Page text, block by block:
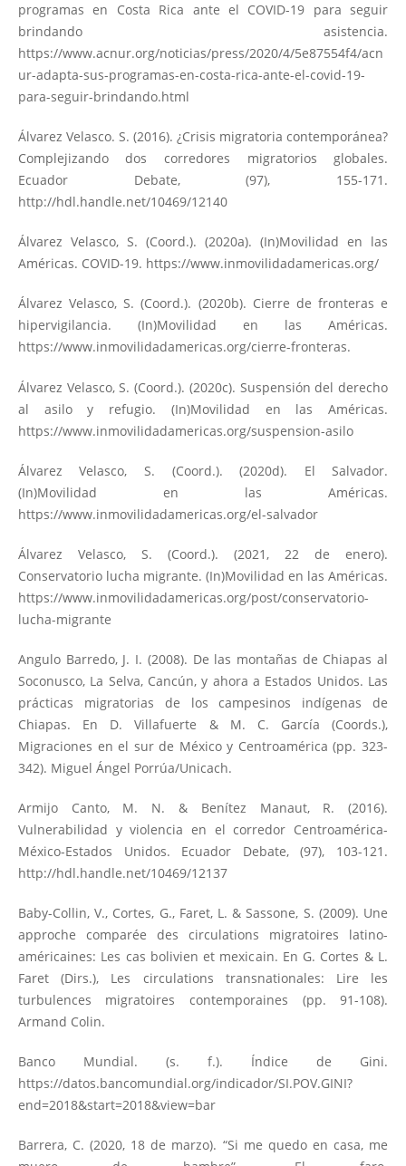
programas en Costa Rica ante el COVID-19 para seguir
brindando asistencia.
https://www.acnur.org/noticias/press/2020/4/5e87554f4/acn
ur-adapta-sus-programas-en-costa-rica-ante-el-covid-19-
para-seguir-brindando.html
Álvarez Velasco. S. (2016). ¿Crisis migratoria contemporánea?
Complejizando dos corredores migratorios globales.
Ecuador Debate, (97), 155-171.
http://hdl.handle.net/10469/12140
Álvarez Velasco, S. (Coord.). (2020a). (In)Movilidad en las
Américas. COVID-19. https://www.inmovilidadamericas.org/
Álvarez Velasco, S. (Coord.). (2020b). Cierre de fronteras e
hipervigilancia. (In)Movilidad en las Américas.
https://www.inmovilidadamericas.org/cierre-fronteras.
Álvarez Velasco, S. (Coord.). (2020c). Suspensión del derecho
al asilo y refugio. (In)Movilidad en las Américas.
https://www.inmovilidadamericas.org/suspension-asilo
Álvarez Velasco, S. (Coord.). (2020d). El Salvador.
(In)Movilidad en las Américas.
https://www.inmovilidadamericas.org/el-salvador
Álvarez Velasco, S. (Coord.). (2021, 22 de enero).
Conservatorio lucha migrante. (In)Movilidad en las Américas.
https://www.inmovilidadamericas.org/post/conservatorio-
lucha-migrante
Angulo Barredo, J. I. (2008). De las montañas de Chiapas al
Soconusco, La Selva, Cancún, y ahora a Estados Unidos. Las
prácticas migratorias de los campesinos indígenas de
Chiapas. En D. Villafuerte & M. C. García (Coords.),
Migraciones en el sur de México y Centroamérica (pp. 323-
342). Miguel Ángel Porrúa/Unicach.
Armijo Canto, M. N. & Benítez Manaut, R. (2016).
Vulnerabilidad y violencia en el corredor Centroamérica-
México-Estados Unidos. Ecuador Debate, (97), 103-121.
http://hdl.handle.net/10469/12137
Baby-Collin, V., Cortes, G., Faret, L. & Sassone, S. (2009). Une
approche comparée des circulations migratoires latino-
américaines: Les cas bolivien et mexicain. En G. Cortes & L.
Faret (Dirs.), Les circulations transnationales: Lire les
turbulences migratoires contemporaines (pp. 91-108).
Armand Colin.
Banco Mundial. (s. f.). Índice de Gini.
https://datos.bancomundial.org/indicador/SI.POV.GINI?
end=2018&start=2018&view=bar
Barrera, C. (2020, 18 de marzo). “Si me quedo en casa, me